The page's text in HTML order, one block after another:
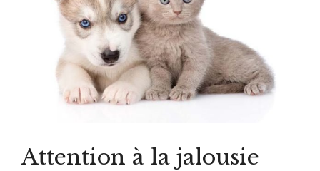
Attention à la jalousie